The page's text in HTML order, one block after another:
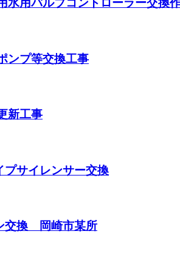
ンプ等交換工事
新工事
サイレンサー交換
交換 岡崎市某所